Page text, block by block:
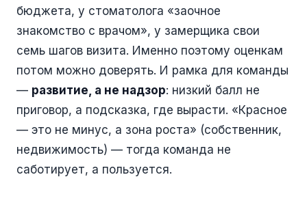
бюджета, у стоматолога «заочное
знакомство с врачом», у замерщика свои
семь шагов визита. Именно поэтому оценкам
потом можно доверять. И рамка для команды
— развитие, а не надзор: низкий балл не
приговор, а подсказка, где вырасти. «Красное
— это не минус, а зона роста» (собственник,
недвижимость) — тогда команда не
саботирует, а пользуется.